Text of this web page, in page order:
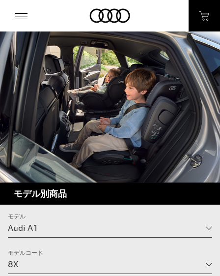
モデル別商品
モデル
モデルコード